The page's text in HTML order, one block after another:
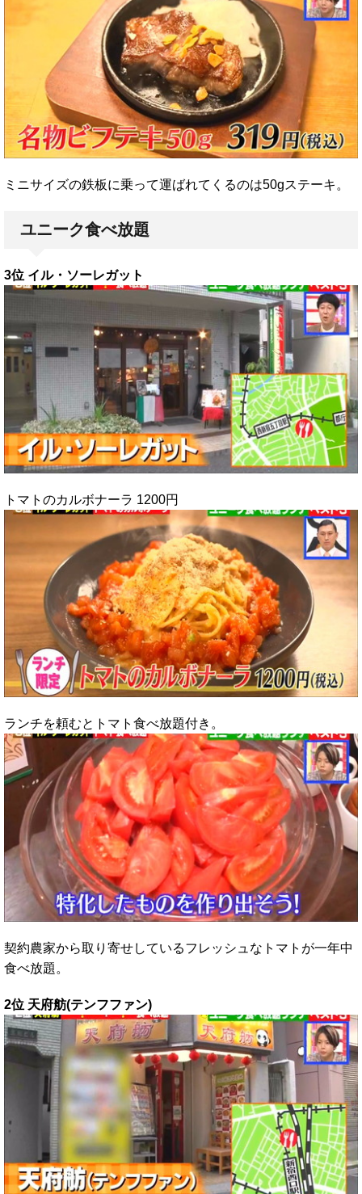
ミニサイズの鉄板に乗って運ばれてくるのは50gステーキ。
ユニーク食べ放題
3位 イル・ソーレガット
トマトのカルボナーラ 1200円
ランチを頼むとトマト食べ放題付き。
契約農家から取り寄せしているフレッシュなトマトが一年中
食べ放題。
2位 天府舫(テンフファン)